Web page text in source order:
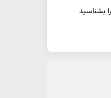
بشناسید